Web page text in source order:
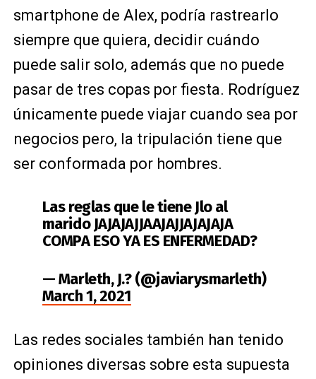
smartphone de Alex, podría rastrearlo
siempre que quiera, decidir cuándo
puede salir solo, además que no puede
pasar de tres copas por fiesta. Rodríguez
únicamente puede viajar cuando sea por
negocios pero, la tripulación tiene que
ser conformada por hombres.
Las reglas que le tiene Jlo al
marido JAJAJAJJAAJAJJAJAJAJA
COMPA ESO YA ES ENFERMEDAD?
— Marleth, J.? (@javiarysmarleth)
March 1, 2021
Las redes sociales también han tenido
opiniones diversas sobre esta supuesta